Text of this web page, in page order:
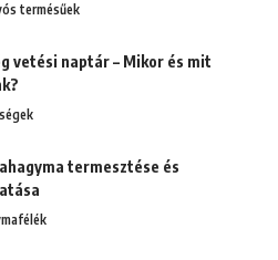
termésűek
vetési naptár – Mikor és mit
termesztése és